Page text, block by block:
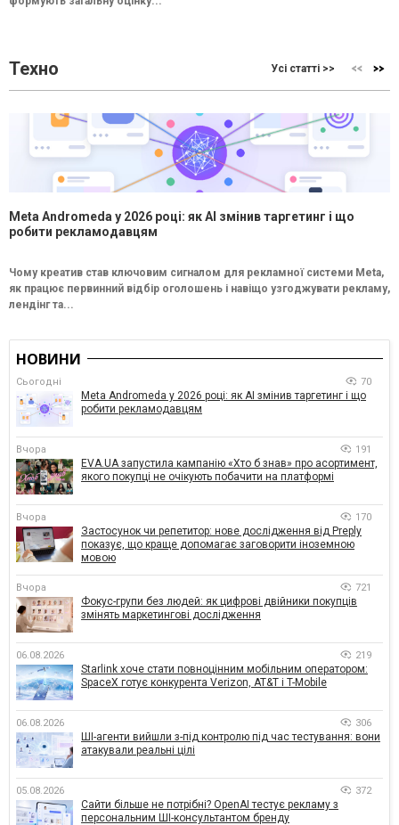
Техно Усі статті >>
Meta Andromeda у 2026 році: як AI змінив таргетинг і що
робити рекламодавцям
Чому креатив став ключовим сигналом для рекламної системи Meta,
як працює первинний відбір оголошень і навіщо узгоджувати рекламу,
лендінг та...
НОВИНИ
Сьогодні 70
Meta Andromeda у 2026 році: як AI змінив таргетинг і що
робити рекламодавцям
Вчора 191
EVA.UA запустила кампанію «Хто б знав» про асортимент,
якого покупці не очікують побачити на платформі
Вчора 170
Застосунок чи репетитор: нове дослідження від Preply
показує, що краще допомагає заговорити іноземною
мовою
Вчора 721
Фокус-групи без людей: як цифрові двійники покупців
змінять маркетингові дослідження
06.08.2026 219
Starlink хоче стати повноцінним мобільним оператором:
SpaceX готує конкурента Verizon, AT&T і T-Mobile
06.08.2026 306
ШІ-агенти вийшли з-під контролю під час тестування: вони
атакували реальні цілі
05.08.2026 372
Сайти більше не потрібні? OpenAI тестує рекламу з
персональним ШІ-консультантом бренду